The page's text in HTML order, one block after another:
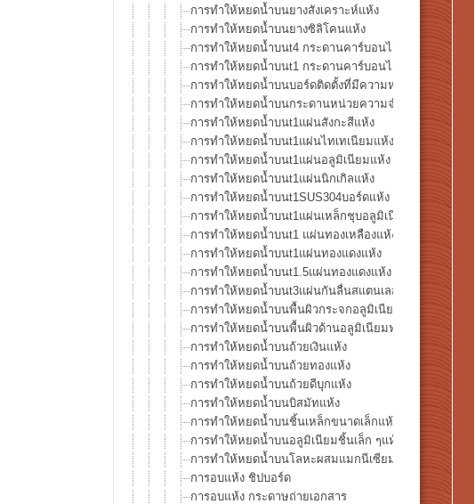
การทำให้หยดน้ำบนยางสังเคราะห์แห้ง
การทำให้หยดน้ำบนยางซิลิโคนแห้ง
การทำให้หยดน้ำบนt4 กระดานคาร์บอนไฟเบอร์
การทำให้หยดน้ำบนt1 กระดานคาร์บอนไฟเบอร์
การทำให้หยดน้ำบนบอร์ดติดตั้งที่มีความหนาแน่นสูงแห้ง
การทำให้หยดน้ำบนกระดานหน่วยความจำแห้ง
การทำให้หยดน้ำบนt1แผ่นสังกะสีแห้ง
การทำให้หยดน้ำบนt1แผ่นไทเทเนียมแห้ง
การทำให้หยดน้ำบนt1แผ่นอลูมิเนียมแห้ง
การทำให้หยดน้ำบนt1แผ่นนิกเกิลแห้ง
การทำให้หยดน้ำบนt1SUS304บอร์ดแห้ง
การทำให้หยดน้ำบนt1แผ่นเหล็กชุบอลูมิเนียมแห้ง
การทำให้หยดน้ำบนt1 แผ่นทองเหลืองแห้ง
การทำให้หยดน้ำบนt1แผ่นทองแดงแห้ง
การทำให้หยดน้ำบนt1.5แผ่นทองแดงแห้ง
การทำให้หยดน้ำบนt3แผ่นกันลื่นสแตนเลสแห้ง
การทำให้หยดน้ำบนพื้นผิวกระจกอลูมิเนียมฟอยล์แห้ง
การทำให้หยดน้ำบนพื้นผิวด้านอลูมิเนียมฟอยล์แห้ง
การทำให้หยดน้ำบนถ้วยเงินแห้ง
การทำให้หยดน้ำบนถ้วยทองแห้ง
การทำให้หยดน้ำบนถ้วยดีบุกแห้ง
การทำให้หยดน้ำบนบิสมัทแห้ง
การทำให้หยดน้ำบนชิ้นเหล็กขนาดเล็กแห้ง
การทำให้หยดน้ำบนอลูมิเนียมชิ้นเล็ก ๆแห้ง
การทำให้หยดน้ำบนโลหะผสมแมกนีเซียม AZ31แห้ง
การอบแห้ง ชิปบอร์ด
การอบแห้ง กระดาษถ่ายเอกสาร